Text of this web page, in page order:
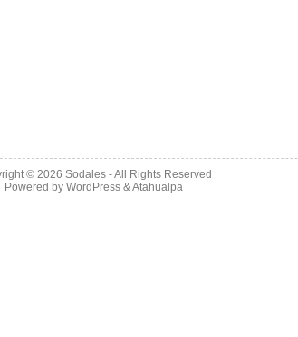
© 2026Sodales - All Rights Reserved
Powered byWordPress &Atahualpa